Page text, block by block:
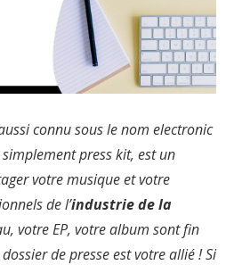
connu sous le nom electronic
press kit, est un
votre musique et votre
de l’industrie de la
votre EP, votre album sont fin
de presse est votre allié ! Si